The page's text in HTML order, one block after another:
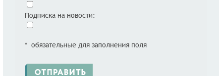
Подписка на новости:
* обязательные для заполнения поля